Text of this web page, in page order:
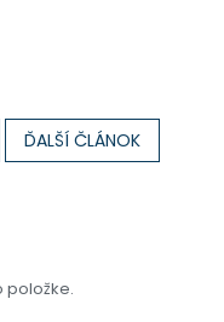
ĎALŠÍ ČLÁNOK
položke.